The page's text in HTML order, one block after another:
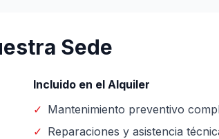
Sede
Incluido en el Alquiler
✓ Mantenimiento preventivo
✓ Reparaciones y asistencia